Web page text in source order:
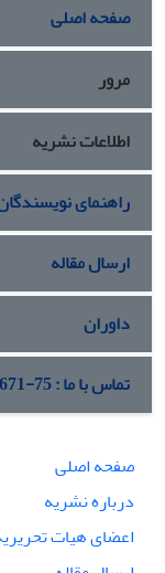
صفحه اصلی
مرور
اطلاعات نشریه
راهنمای
ارسال مقاله
داوران
تماس با ما : 75-22802671-021
صفحه اصلی
درباره نشریه
اعضای هیات